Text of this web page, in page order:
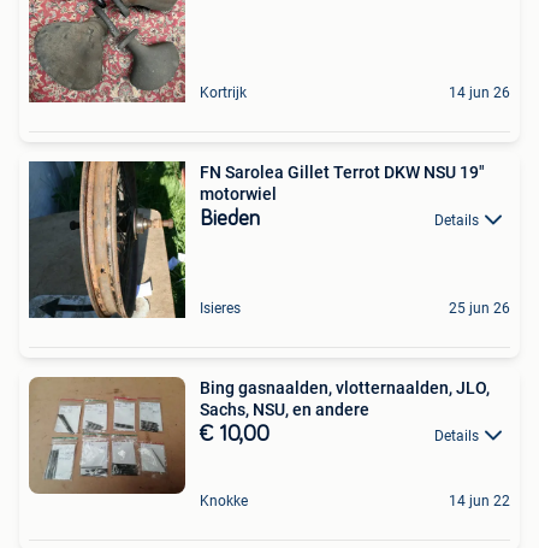
Kortrijk 14 jun 26
FN Sarolea Gillet Terrot DKW NSU 19"
motorwiel
Bieden Details
Isieres 25 jun 26
Bing gasnaalden, vlotternaalden, JLO,
Sachs, NSU, en andere
€ 10,00 Details
Knokke 14 jun 22